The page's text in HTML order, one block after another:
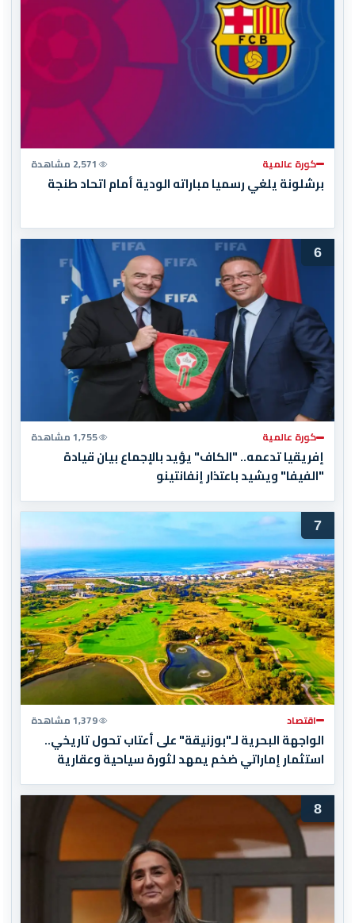
كورة عالمية 2,571 مشاهدة
برشلونة يلغي رسميا مباراته الودية أمام اتحاد طنجة
6
كورة عالمية 1,755 مشاهدة
إفريقيا تدعمه.. "الكاف" يؤيد بالإجماع بيان قيادة
"الفيفا" ويشيد باعتذار إنفانتينو
7
اقتصاد 1,379 مشاهدة
الواجهة البحرية لـ"بوزنيقة" على أعتاب تحول تاريخي..
استثمار إماراتي ضخم يمهد لثورة سياحية وعقارية
8